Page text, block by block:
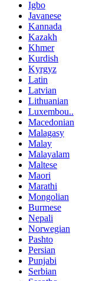
Igbo
Javanese
Kannada
Kazakh
Khmer
Kurdish
Kyrgyz
Latin
Latvian
Lithuanian
Luxembou..
Macedonian
Malagasy
Malay
Malayalam
Maltese
Maori
Marathi
Mongolian
Burmese
Nepali
Norwegian
Pashto
Persian
Punjabi
Serbian